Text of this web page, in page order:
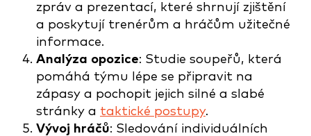
zpráv a prezentací, které shrnují zjištění
a poskytují trenérům a hráčům užitečné
informace.
Analýza opozice: Studie soupeřů, která
pomáhá týmu lépe se připravit na
zápasy a pochopit jejich silné a slabé
stránky a taktické postupy.
Vývoj hráčů: Sledování individuálních